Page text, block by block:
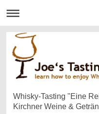
Whisky-Tasting "Eine
Kirchner Weine &